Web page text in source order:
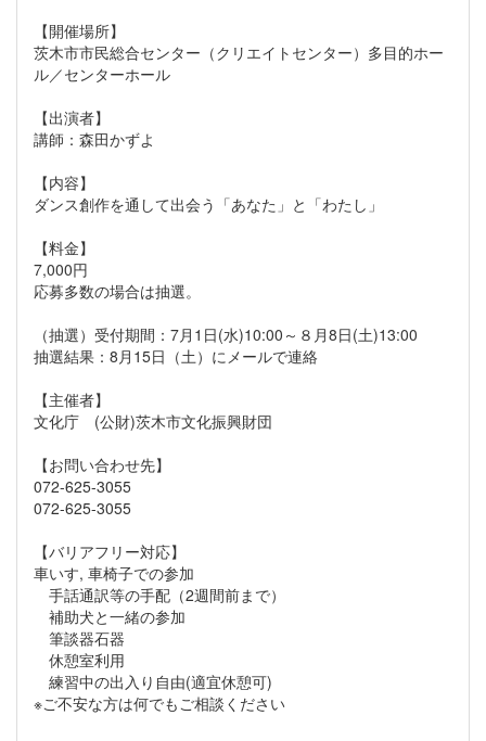
【開催場所】
茨木市市民総合センター（クリエイトセンター）多目的ホー
ル／センターホール
【出演者】
講師：森田かずよ
【内容】
ダンス創作を通して出会う「あなた」と「わたし」
【料金】
7,000円
応募多数の場合は抽選。
（抽選）受付期間：7月1日(水)10:00～８月8日(土)13:00
抽選結果：8月15日（土）にメールで連絡
【主催者】
文化庁 (公財)茨木市文化振興財団
【お問い合わせ先】
072-625-3055
072-625-3055
【バリアフリー対応】
車いす, 車椅子での参加
手話通訳等の手配（2週間前まで）
補助犬と一緒の参加
筆談器石器
休憩室利用
練習中の出入り自由(適宜休憩可)
※ご不安な方は何でもご相談ください